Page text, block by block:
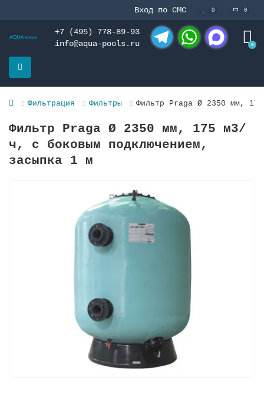
Вход по СМС 0 0
+7 (495) 778-89-93
info@aqua-pools.ru
0
Фильтрация Фильтры Фильтр Praga Ø 2350 мм,
Фильтр Praga Ø 2350 мм, 175 м3/
ч, с боковым подключением,
засыпка 1 м